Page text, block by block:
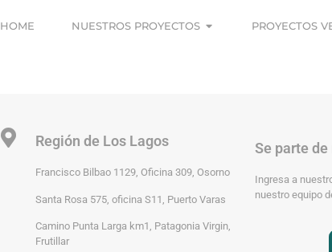
HOME NUESTROS PROYECTOS PROYECTOS
Región de Los Lagos
Francisco Bilbao 1129, Oficina 309, Osorno
Santa Rosa 575, oficina S11, Puerto Varas
Camino Punta Larga km1, Patagonia Virgin,
Frutillar
Se parte
Ingresa a
nuestro equipo